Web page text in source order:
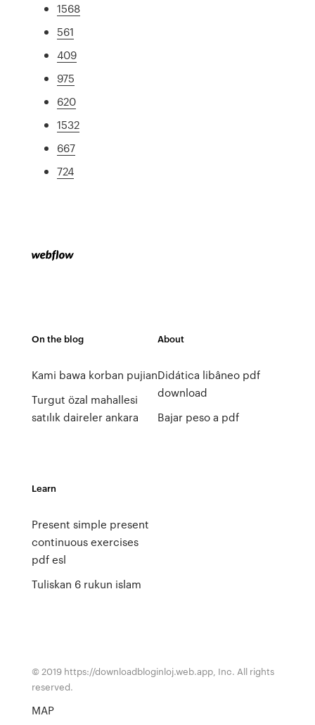
1568
561
409
975
620
1532
667
724
On the blog
Kami bawa korban pujian
Turgut özal mahallesi
satılık daireler ankara
About
Didática libâneo pdf
download
Bajar peso a pdf
Learn
Present simple present
continuous exercises
pdf esl
Tuliskan 6 rukun islam
© 2019 https://downloadbloginloj.web.app, Inc. All rights
reserved.
MAP